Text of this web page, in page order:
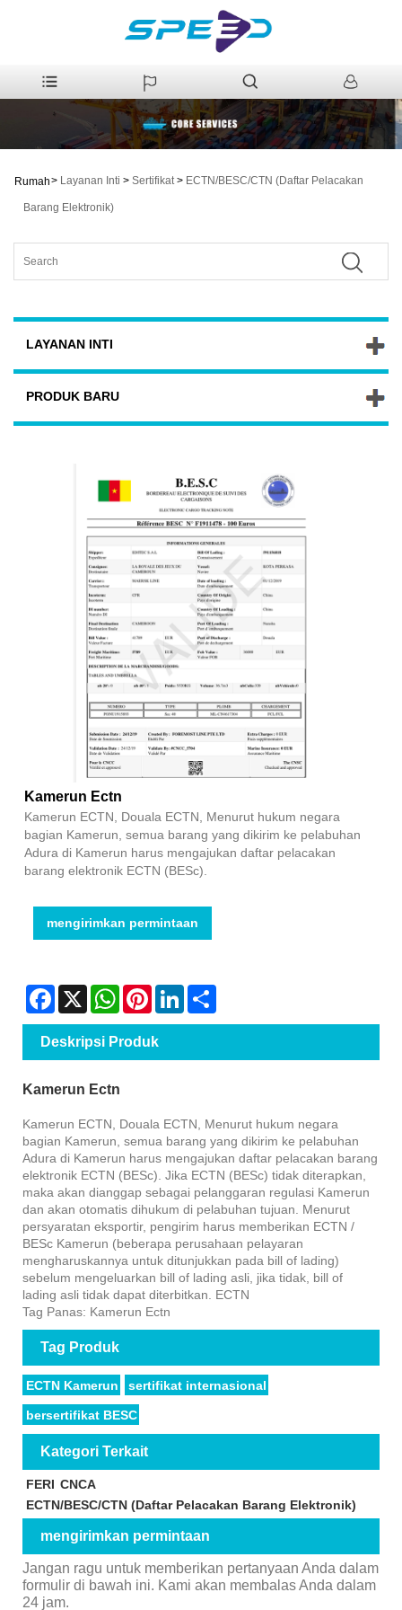
Rumah> Layanan Inti > Sertifikat > ECTN/BESC/CTN (Daftar Pelacakan
Barang Elektronik)
LAYANAN INTI
PRODUK BARU
Kamerun Ectn
Kamerun ECTN, Douala ECTN, Menurut hukum negara
bagian Kamerun, semua barang yang dikirim ke pelabuhan
Adura di Kamerun harus mengajukan daftar pelacakan
barang elektronik ECTN (BESc).
mengirimkan permintaan
Facebook
X WhatsAppPinterestLinkedIn
Deskripsi Produk
Kamerun Ectn
Kamerun ECTN, Douala ECTN, Menurut hukum negara
bagian Kamerun, semua barang yang dikirim ke pelabuhan
Adura di Kamerun harus mengajukan daftar pelacakan barang
elektronik ECTN (BESc). Jika ECTN (BESc) tidak diterapkan,
maka akan dianggap sebagai pelanggaran regulasi Kamerun
dan akan otomatis dihukum di pelabuhan tujuan. Menurut
persyaratan eksportir, pengirim harus memberikan ECTN /
BESc Kamerun (beberapa perusahaan pelayaran
mengharuskannya untuk ditunjukkan pada bill of lading)
sebelum mengeluarkan bill of lading asli, jika tidak, bill of
lading asli tidak dapat diterbitkan. ECTN
Tag Panas: Kamerun Ectn
Tag Produk
ECTN Kamerun sertifikat internasional
bersertifikat BESC
Kategori Terkait
FERI CNCA
ECTN/BESC/CTN (Daftar Pelacakan Barang Elektronik)
mengirimkan permintaan
Jangan ragu untuk memberikan pertanyaan Anda dalam
formulir di bawah ini. Kami akan membalas Anda dalam
24 jam.